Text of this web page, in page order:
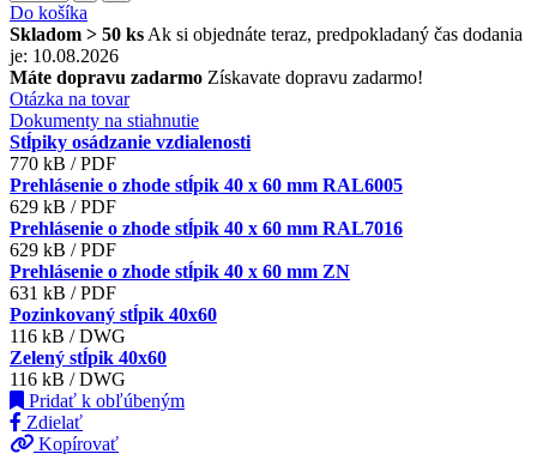
Do košíka
Skladom > 50 ks Ak si objednáte teraz, predpokladaný čas dodania
je: 10.08.2026
Máte dopravu zadarmo Získavate dopravu zadarmo!
Otázka na tovar
Dokumenty na stiahnutie
Stĺpiky osádzanie vzdialenosti
770 kB / PDF
Prehlásenie o zhode stĺpik 40 x 60 mm RAL6005
629 kB / PDF
Prehlásenie o zhode stĺpik 40 x 60 mm RAL7016
629 kB / PDF
Prehlásenie o zhode stĺpik 40 x 60 mm ZN
631 kB / PDF
Pozinkovaný stĺpik 40x60
116 kB / DWG
Zelený stĺpik 40x60
116 kB / DWG
Pridať k obľúbeným
Zdielať
Kopírovať